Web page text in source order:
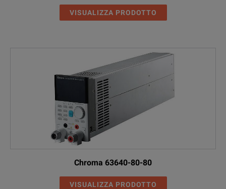
VISUALIZZA PRODOTTO
Chroma 63640-80-80
VISUALIZZA PRODOTTO